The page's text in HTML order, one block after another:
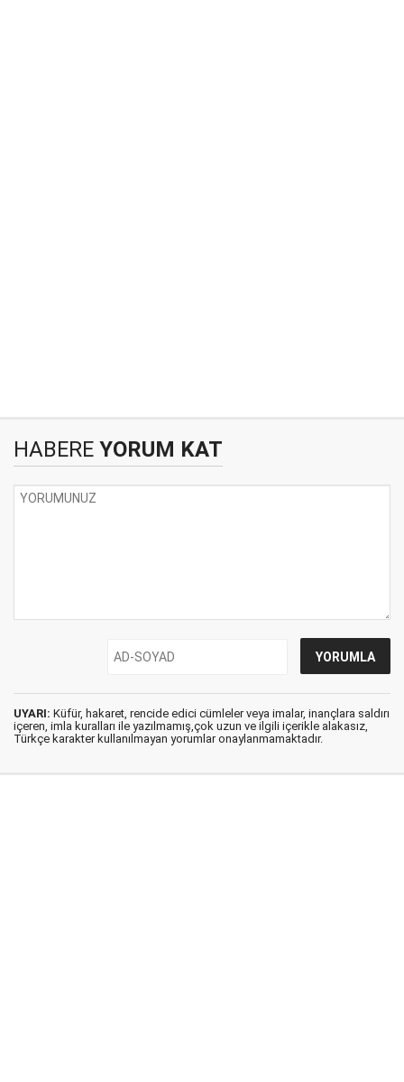
HABERE YORUM KAT
UYARI: Küfür, hakaret, rencide edici cümleler veya imalar, inançlara saldırı
içeren, imla kuralları ile yazılmamış,çok uzun ve ilgili içerikle alakasız,
Türkçe karakter kullanılmayan yorumlar onaylanmamaktadır.